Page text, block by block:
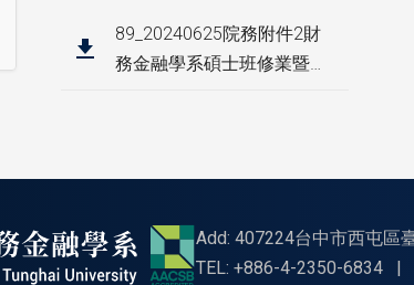
89_20240625院務附件2財
務金融學系碩士班修業暨學
Add: 407224台中市西屯區
TEL: +886-4-2350-6834
|